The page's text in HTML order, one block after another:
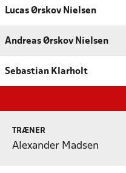
Lucas Ørskov Nielsen
Andreas Ørskov Nielsen
Sebastian Klarholt
TRÆNER
Alexander Madsen